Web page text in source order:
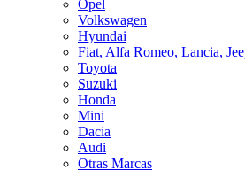
Hyundai
Fiat, Alfa Romeo, Lancia, Jeep
Toyota
Suzuki
Honda
Mini
Dacia
Audi
Otras Marcas
ANUNCIOS DE COMPRA